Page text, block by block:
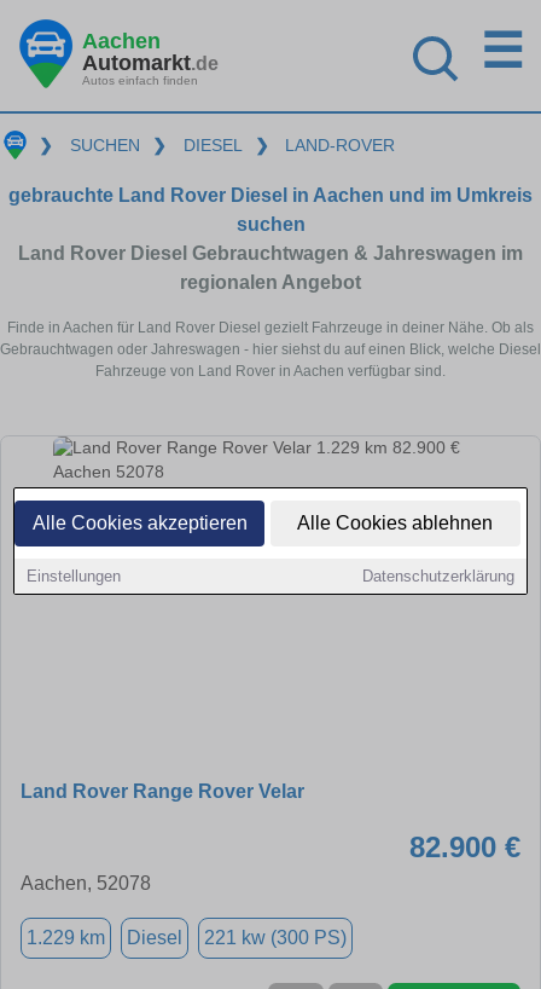
Alle Cookies akzeptieren Alle Cookies ablehnen
Einstellungen Datenschutzerklärung
Aachen
Automarkt.de
Autos einfach finden
☰
❯ SUCHEN ❯ DIESEL ❯ LAND-ROVER
gebrauchte Land Rover Diesel in Aachen und im Umkreis
suchen
Land Rover Diesel Gebrauchtwagen & Jahreswagen im
regionalen Angebot
Finde in Aachen für Land Rover Diesel gezielt Fahrzeuge in deiner Nähe. Ob als
Gebrauchtwagen oder Jahreswagen - hier siehst du auf einen Blick, welche Diesel
Fahrzeuge von Land Rover in Aachen verfügbar sind.
Land Rover Range Rover Velar
82.900 €
Aachen, 52078
1.229 km Diesel 221 kw (300 PS)